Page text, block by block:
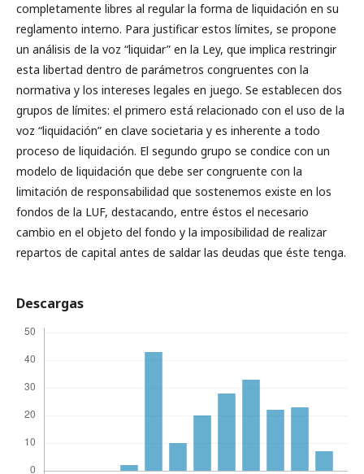
completamente libres al regular la forma de liquidación en su
reglamento interno. Para justificar estos límites, se propone
un análisis de la voz “liquidar” en la Ley, que implica restringir
esta libertad dentro de parámetros congruentes con la
normativa y los intereses legales en juego. Se establecen dos
grupos de límites: el primero está relacionado con el uso de la
voz “liquidación” en clave societaria y es inherente a todo
proceso de liquidación. El segundo grupo se condice con un
modelo de liquidación que debe ser congruente con la
limitación de responsabilidad que sostenemos existe en los
fondos de la LUF, destacando, entre éstos el necesario
cambio en el objeto del fondo y la imposibilidad de realizar
repartos de capital antes de saldar las deudas que éste tenga.
Descargas